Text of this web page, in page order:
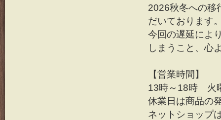
2026秋冬への移
だいております
今回の遅延によ
しまうこと、心
【営業時間】
13時～18時 火
休業日は商品の
ネットショップ